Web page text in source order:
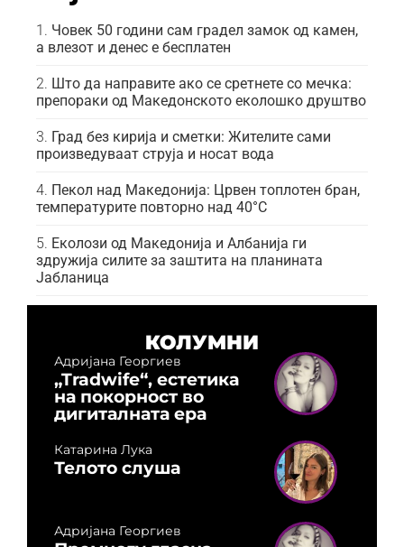
Човек 50 години сам градел замок од камен,
а влезот и денес е бесплатен
Што да направите ако се сретнете со мечка:
препораки од Македонското еколошко друштво
Град без кирија и сметки: Жителите сами
произведуваат струја и носат вода
Пекол над Македонија: Црвен топлотен бран,
температурите повторно над 40°C
Еколози од Македонија и Албанија ги
здружија силите за заштита на планината
Јабланица
КОЛУМНИ
Адријана Георгиев
„Tradwife“, естетика
на покорност во
дигиталната ера
Катарина Лука
Телото слуша
Адријана Георгиев